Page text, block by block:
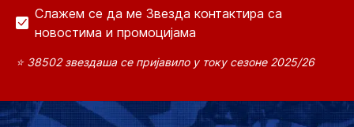
Слажем се да ме Звезда контактира са
новостима и промоцијама
⭐ 38502 звездаша се пријавило у току сезоне 2025/26